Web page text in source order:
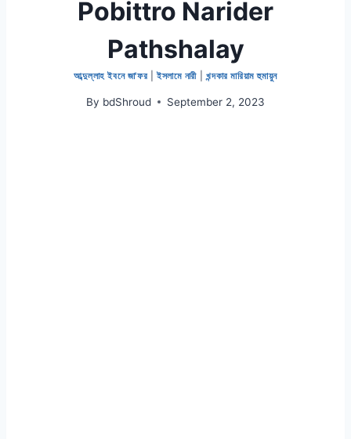
Pobittro Narider
Pathshalay
আব্দুল্লাহ ইবনে জা'ফর| ইসলামে নারী |খন্দকার মারিয়াম হুমায়ুন
By bdShroud September 2, 2023